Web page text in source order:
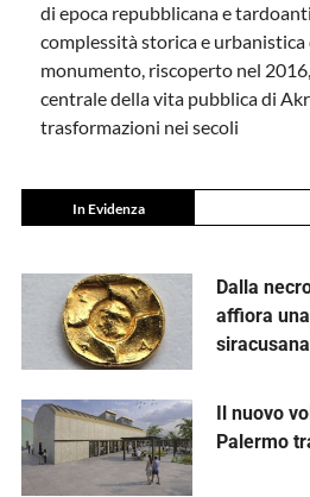
di epoca repubblicana e
complessità storica e urbanistica
monumento, riscoperto nel
centrale della vita pubblica di
trasformazioni nei secoli
In Evidenza
Dalla
affiora
siracusana
Il nuovo
Palermo